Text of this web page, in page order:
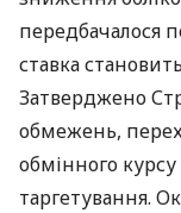
передбачалося
ставка
Затверджено
обмежень,
обмінного
таргетування.